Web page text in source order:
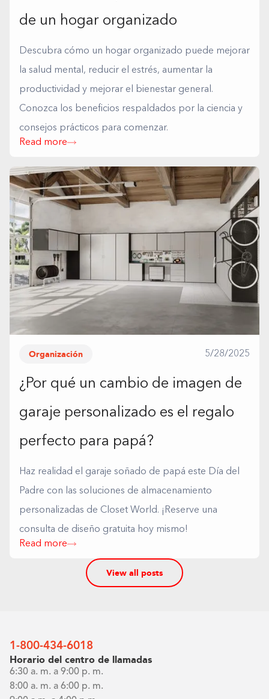
de un hogar organizado
Descubra cómo un hogar organizado puede mejorar
la salud mental, reducir el estrés, aumentar la
productividad y mejorar el bienestar general.
Conozca los beneficios respaldados por la ciencia y
consejos prácticos para comenzar.
Read more
Organización 5/28/2025
¿Por qué un cambio de imagen de
garaje personalizado es el regalo
perfecto para papá?
Haz realidad el garaje soñado de papá este Día del
Padre con las soluciones de almacenamiento
personalizadas de Closet World. ¡Reserve una
consulta de diseño gratuita hoy mismo!
Read more
View all posts
1-800-434-6018
Horario del centro de llamadas
6:30 a. m. a 9:00 p. m.
8:00 a. m. a 6:00 p. m.